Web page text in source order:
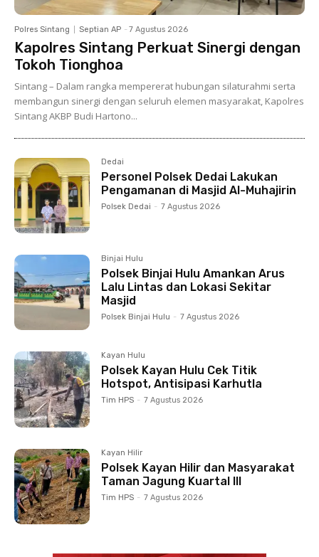
Polres Sintang Septian AP - 7 Agustus 2026
Kapolres Sintang Perkuat Sinergi dengan
Tokoh Tionghoa
Sintang – Dalam rangka mempererat hubungan silaturahmi serta
membangun sinergi dengan seluruh elemen masyarakat, Kapolres
Sintang AKBP Budi Hartono...
Dedai
Personel Polsek Dedai Lakukan
Pengamanan di Masjid Al-Muhajirin
Polsek Dedai - 7 Agustus 2026
Binjai Hulu
Polsek Binjai Hulu Amankan Arus
Lalu Lintas dan Lokasi Sekitar
Masjid
Polsek Binjai Hulu - 7 Agustus 2026
Kayan Hulu
Polsek Kayan Hulu Cek Titik
Hotspot, Antisipasi Karhutla
Tim HPS - 7 Agustus 2026
Kayan Hilir
Polsek Kayan Hilir dan Masyarakat
Taman Jagung Kuartal III
Tim HPS - 7 Agustus 2026